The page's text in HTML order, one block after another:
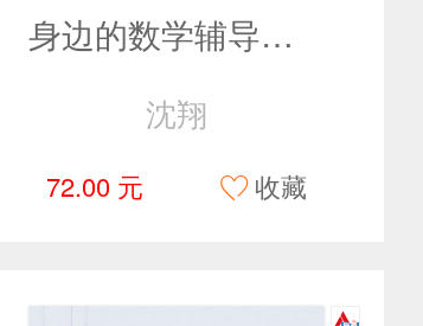
身边的数学辅导员——用GeoGebra解决函数与方程问题
沈翔
72.00 元 收藏